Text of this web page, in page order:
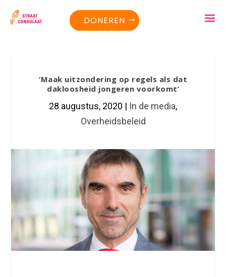
DONEREN
‘Maak uitzondering op regels als dat
dakloosheid jongeren voorkomt’
28 augustus, 2020 | In de media,
Overheidsbeleid